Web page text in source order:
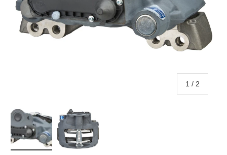
1 / av
2